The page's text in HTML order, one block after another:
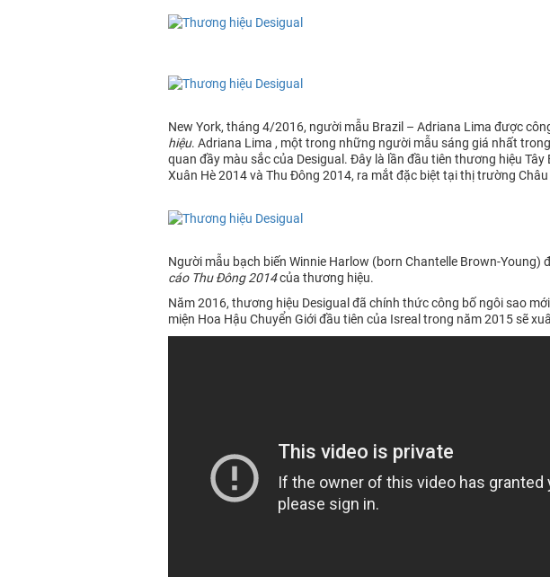
New York, tháng 4/2016, người mẫu Brazil – Adriana Lima được
hiệu. Adriana Lima , một trong những người mẫu sáng giá nhất
quan đầy màu sắc của Desigual. Đây là lần đầu tiên thương hiệu
Xuân Hè 2014 và Thu Đông 2014, ra mắt đặc biệt tại thị trường Châu
Người mẫu bạch biến Winnie Harlow (born Chantelle Brown-
cáo Thu Đông 2014của thương hiệu.
Năm 2016, thương hiệu Desigual đã chính thức công bố ngôi sao
miện Hoa Hậu Chuyển Giới đầu tiên của Isreal trong năm 2015 sẽ